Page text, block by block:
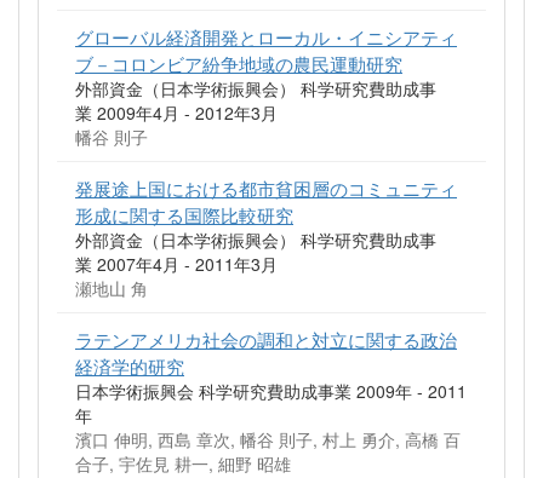
グローバル経済開発とローカル・イニシアティ
ブ－コロンビア紛争地域の農民運動研究
外部資金（日本学術振興会） 科学研究費助成事
業 2009年4月 - 2012年3月
幡谷 則子
発展途上国における都市貧困層のコミュニティ
形成に関する国際比較研究
外部資金（日本学術振興会） 科学研究費助成事
業 2007年4月 - 2011年3月
瀬地山 角
ラテンアメリカ社会の調和と対立に関する政治
経済学的研究
日本学術振興会 科学研究費助成事業 2009年 - 2011
年
濱口 伸明, 西島 章次, 幡谷 則子, 村上 勇介, 高橋 百
合子, 宇佐見 耕一, 細野 昭雄